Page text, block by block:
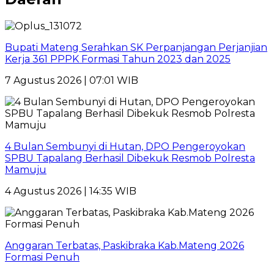
Bupati Mateng Serahkan SK Perpanjangan Perjanjian
Kerja 361 PPPK Formasi Tahun 2023 dan 2025
7 Agustus 2026 | 07:01 WIB
4 Bulan Sembunyi di Hutan, DPO Pengeroyokan
SPBU Tapalang Berhasil Dibekuk Resmob Polresta
Mamuju
4 Agustus 2026 | 14:35 WIB
Anggaran Terbatas, Paskibraka Kab.Mateng 2026
Formasi Penuh